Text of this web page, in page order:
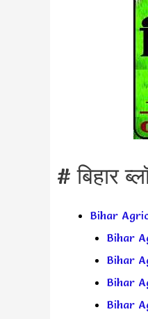
# बिहार
Bihar
Bihar
Bihar
Bihar
Bihar